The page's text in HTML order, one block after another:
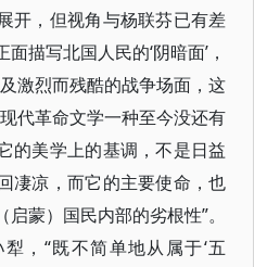
开，但视角与杨联芬已有差
描写北国人民的‘阴暗面’，
激烈而残酷的战争场面，这
代革命文学一种至今没还有
的美学上的基调，不是日益
凄凉，而它的主要使命，也
蒙）国民内部的劣根性”。
，“既不简单地从属于‘五